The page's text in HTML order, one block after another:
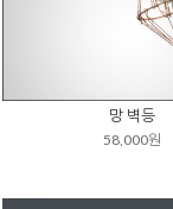
망 벽등
58,000원